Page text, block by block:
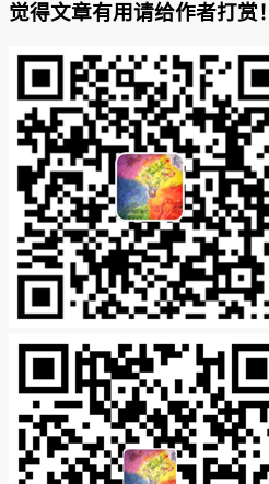
觉得文章有用请给作者打赏！